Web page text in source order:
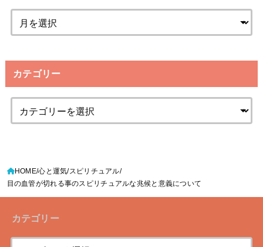
カテゴリー
HOME 心と運気 スピリチュアル
目の血管が切れる事のスピリチュアルな兆候と意義について
カテゴリー